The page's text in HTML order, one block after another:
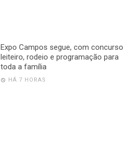
Expo Campos segue, com concurso
leiteiro, rodeio e programação para
toda a família
HÁ 7 HORAS